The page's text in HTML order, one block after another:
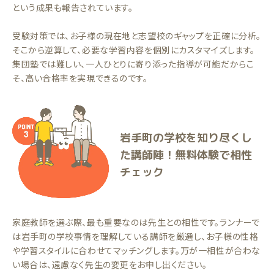
という成果も報告されています。
受験対策では、お子様の現在地と志望校のギャップを正確に分析。
そこから逆算して、必要な学習内容を個別にカスタマイズします。
集団塾では難しい、一人ひとりに寄り添った指導が可能だからこ
そ、高い合格率を実現できるのです。
岩手町の学校を知り尽くし
た講師陣！無料体験で相性
チェック
家庭教師を選ぶ際、最も重要なのは先生との相性です。ランナーで
は岩手町の学校事情を理解している講師を厳選し、お子様の性格
や学習スタイルに合わせてマッチングします。万が一相性が合わな
い場合は、遠慮なく先生の変更をお申し出ください。